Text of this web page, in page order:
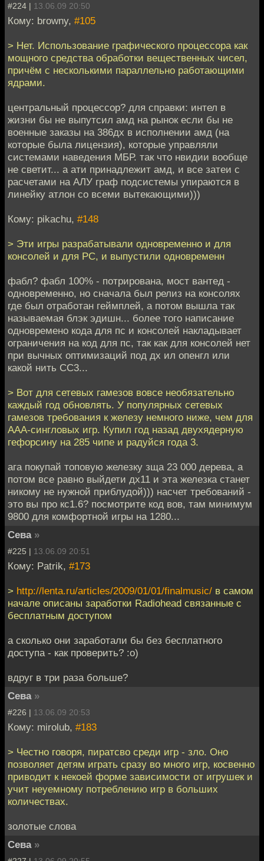
#224 | 13.06.09 20:50
Кому: browny, #105
> Нет. Использование графического процессора как
мощного средства обработки вещественных чисел,
причём с несколькими параллельно работающими
ядрами.
центральный процессор? для справки: интел в
жизни бы не выпутсил амд на рынок если бы не
военные заказы на 386дх в исполнении амд (на
которые была лицензия), которые управляли
системами наведения МБР. так что нвидии вообще
не светит... а ати принадлежит амд, и все затеи с
расчетами на АЛУ граф подсистемы упираются в
линейку атлон со всеми вытекающими)))
Кому: pikachu, #148
> Эти игры разрабатывали одновременно и для
консолей и для PC, и выпустили одновременн
фабл? фабл 100% - потрирована, мост вантед -
одновременно, но сначала был релиз на консолях
где был отработан геймплей, а потом вышла так
называемая блэк эдишн... более того написание
одновремено кода для пс и консолей накладывает
ограничения на код для пс, так как для консолей нет
при вычных оптимизаций под дх ил опенгл или
какой нить СС3...
> Вот для сетевых гамезов вовсе необязательно
каждый год обновлять. У популярных сетевых
гамезов требования к железу немного ниже, чем для
ААА-сингловых игр. Купил год назад двухядерную
гефорсину на 285 чипе и радуйся года 3.
ага покупай топовую железку зща 23 000 дерева, а
потом все равно выйдети дх11 и эта железка станет
никому не нужной приблудой))) насчет требований -
это вы про кс1.6? посмотрите код вов, там минимум
9800 для комфортной игры на 1280...
Сева »
#225 | 13.06.09 20:51
Кому: Patrik, #173
> http://lenta.ru/articles/2009/01/01/finalmusic/ в самом
начале описаны заработки Radiohead связанные с
бесплатным доступом
а сколько они заработали бы без бесплатного
доступа - как проверить? :о)
вдруг в три раза больше?
Сева »
#226 | 13.06.09 20:53
Кому: mirolub, #183
> Честно говоря, пиратсво среди игр - зло. Оно
позволяет детям играть сразу во много игр, косвенно
приводит к некоей форме зависимости от игрушек и
учит неуемному потреблению игр в больших
количествах.
золотые слова
Сева »